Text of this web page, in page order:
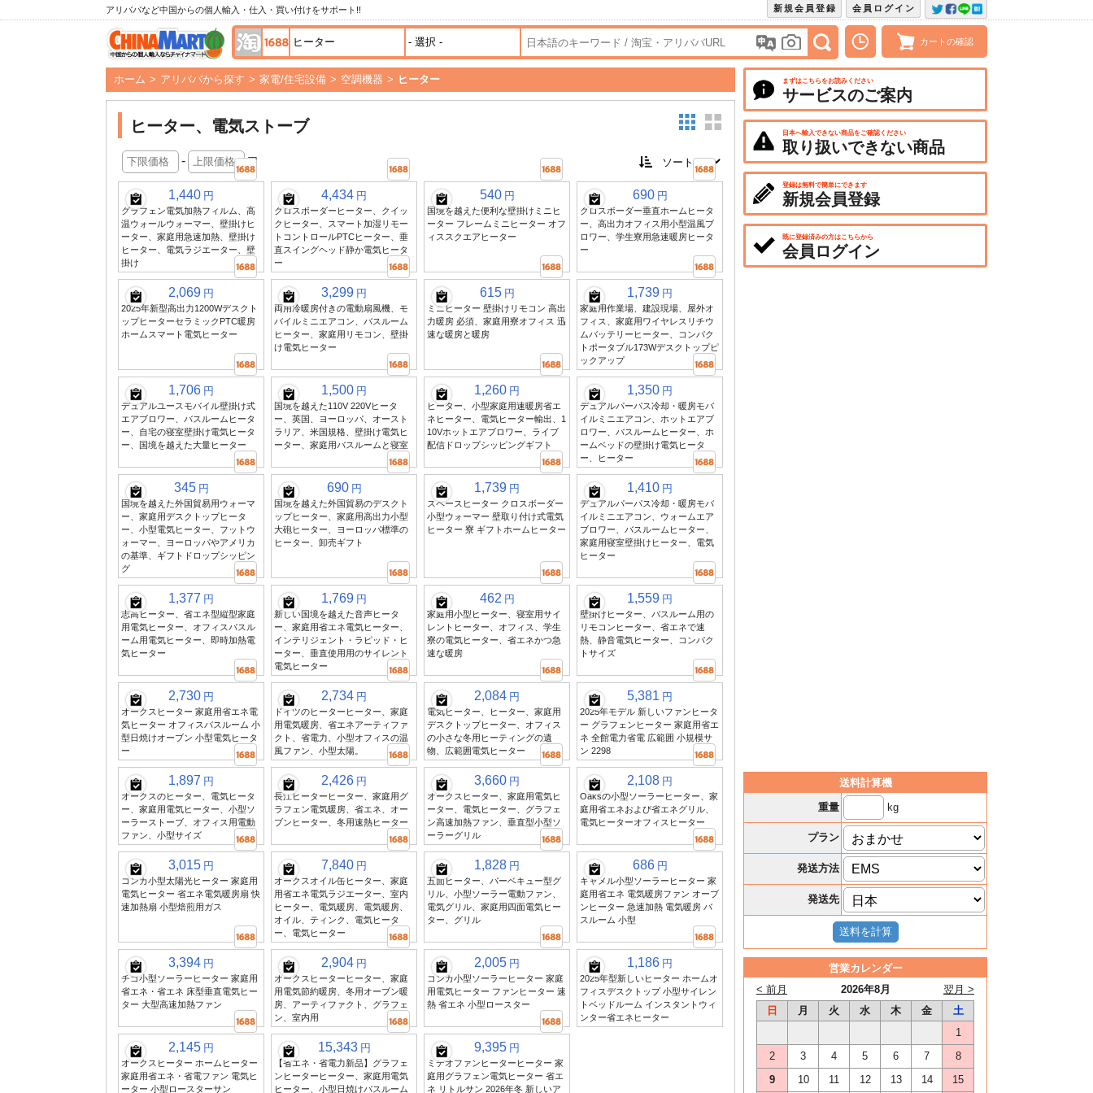
アリババなど中国からの個人輸入・仕入・買い付けをサポート!! 会員ログイン
新規会員登録
カートの確認
ホーム > アリババから探す > 家電/住宅設備 > 空調機器 > ヒーター
ヒーター、電気ストーブ
- 円
1,440 円
グラフェン電気加熱フィルム、高
温ウォールウォーマー、壁掛けヒ
ーター、家庭用急速加熱、壁掛け
ヒーター、電気ラジエーター、壁
掛け
4,434 円
クロスボーダーヒーター、クイッ
クヒーター、スマート加湿リモー
トコントロールPTCヒーター、垂
直スイングヘッド静か電気ヒータ
ー
540 円
国境を越えた便利な壁掛けミニヒ
ーター フレームミニヒーター オフ
ィススクエアヒーター
690 円
クロスボーダー垂直ホームヒータ
ー、高出力オフィス用小型温風ブ
ロワー、学生寮用急速暖房ヒータ
ー
2,069 円
2025年新型高出力1200Wデスクト
ップヒーターセラミックPTC暖房
ホームスマート電気ヒーター
3,299 円
両用冷暖房付きの電動扇風機、モ
バイルミニエアコン、バスルーム
ヒーター、家庭用リモコン、壁掛
け電気ヒーター
615 円
ミニヒーター 壁掛けリモコン 高出
力暖房 必須、家庭用寮オフィス 迅
速な暖房と暖房
1,739 円
家庭用作業場、建設現場、屋外オ
フィス、家庭用ワイヤレスリチウ
ムバッテリーヒーター、コンパク
トポータブル173Wデスクトップピ
ックアップ
1,706 円
デュアルユースモバイル壁掛け式
エアブロワー、バスルームヒータ
ー、自宅の寝室壁掛け電気ヒータ
ー、国境を越えた大量ヒーター
1,500 円
国境を越えた110V 220Vヒータ
ー、英国、ヨーロッパ、オースト
ラリア、米国規格、壁掛け電気ヒ
ーター、家庭用バスルームと寝室
1,260 円
ヒーター、小型家庭用速暖房省エ
ネヒーター、電気ヒーター輸出、1
10Vホットエアブロワー、ライブ
配信ドロップシッピングギフト
1,350 円
デュアルパーパス冷却・暖房モバ
イルミニエアコン、ホットエアブ
ロワー、バスルームヒーター、ホ
ームベッドの壁掛け電気ヒータ
ー、ヒーター
345 円
国境を越えた外国貿易用ウォーマ
ー、家庭用デスクトップヒータ
ー、小型電気ヒーター、フットウ
ォーマー、ヨーロッパやアメリカ
の基準、ギフトドロップシッピン
グ
690 円
国境を越えた外国貿易のデスクト
ップヒーター、家庭用高出力小型
大砲ヒーター、ヨーロッパ標準の
ヒーター、卸売ギフト
1,739 円
スペースヒーター クロスボーダー
小型ウォーマー 壁取り付け式電気
ヒーター 寮 ギフトホームヒーター
1,410 円
デュアルパーパス冷却・暖房モバ
イルミニエアコン、ウォームエア
ブロワー、バスルームヒーター、
家庭用寝室壁掛けヒーター、電気
ヒーター
1,377 円
志高ヒーター、省エネ型縦型家庭
用電気ヒーター、オフィスバスル
ーム用電気ヒーター、即時加熱電
気ヒーター
1,769 円
新しい国境を越えた音声ヒータ
ー、家庭用省エネ電気ヒーター、
インテリジェント・ラピッド・ヒ
ーター、垂直使用用のサイレント
電気ヒーター
462 円
家庭用小型ヒーター、寝室用サイ
レントヒーター、オフィス、学生
寮の電気ヒーター、省エネかつ急
速な暖房
1,559 円
壁掛けヒーター、バスルーム用の
リモコンヒーター、省エネで速
熱、静音電気ヒーター、コンパク
トサイズ
2,730 円
オークスヒーター 家庭用省エネ電
気ヒーター オフィスバスルーム 小
型日焼けオーブン 小型電気ヒータ
ー
2,734 円
ドイツのヒーターヒーター、家庭
用電気暖房、省エネアーティファ
クト、省電力、小型オフィスの温
風ファン、小型太陽。
2,084 円
電気ヒーター、ヒーター、家庭用
デスクトップヒーター、オフィス
の小さな冬用ヒーティングの遺
物、広範囲電気ヒーター
5,381 円
2025年モデル 新しいファンヒータ
ー グラフェンヒーター 家庭用省エ
ネ 全館電力省電 広範囲 小規模サ
ン 2298
1,897 円
オークスのヒーター、電気ヒータ
ー、家庭用電気ヒーター、小型ソ
ーラーストーブ、オフィス用電動
ファン、小型サイズ
2,426 円
長江ヒーターヒーター、家庭用グ
ラフェン電気暖房、省エネ、オー
ブンヒーター、冬用速熱ヒーター
3,660 円
オークスヒーター、家庭用電気ヒ
ーター、電気ヒーター、グラフェ
ン高速加熱ファン、垂直型小型ソ
ーラーグリル
2,108 円
Oaksの小型ソーラーヒーター、家
庭用省エネおよび省エネグリル、
電気ヒーターオフィスヒーター
3,015 円
コンカ小型太陽光ヒーター 家庭用
電気ヒーター 省エネ電気暖房扇 快
速加熱扇 小型焙煎用ガス
7,840 円
オークスオイル缶ヒーター、家庭
用省エネ電気ラジエーター、室内
ヒーター、電気暖房、電気暖房、
オイル、ティンク、電気ヒータ
ー、電気ヒーター
1,828 円
五面ヒーター、バーベキュー型グ
リル、小型ソーラー電動ファン、
電気グリル、家庭用四面電気ヒー
ター、グリル
686 円
キャメル小型ソーラーヒーター 家
庭用省エネ 電気暖房ファン オーブ
ンヒーター 急速加熱 電気暖房 バ
スルーム 小型
3,394 円
チゴ小型ソーラーヒーター 家庭用
省エネ・省エネ 床型垂直電気ヒー
ター 大型高速加熱ファン
2,904 円
オークスヒーターヒーター、家庭
用電気節約暖房、冬用オーブン暖
房、アーティファクト、グラフェ
ン、室内用
2,005 円
コンカ小型ソーラーヒーター 家庭
用電気ヒーター ファンヒーター 速
熱 省エネ 小型ロースター
1,186 円
2025年型新しいヒーター ホームオ
フィスデスクトップ 小型サイレン
トベッドルーム インスタントウィ
ンター省エネヒーター
2,145 円
オークスヒーター ホームヒーター
家庭用省エネ・省電ファン 電気ヒ
ーター 小型ロースターサン
15,343 円
【省エネ・省電力新品】グラフェ
ンヒーターヒーター、家庭用電気
ヒーター、小型日焼けバスルーム
9,395 円
ミデオファンヒーターヒーター 家
庭用グラフェン電気ヒーター 省エ
ネ リトルサン 2026年冬 新しいア
まずはこちらをお読みください
サービスのご案内
日本へ輸入できない商品をご確認ください
取り扱いできない商品
登録は無料で簡単にできます
新規会員登録
既に登録済みの方はこちらから
会員ログイン
送料計算機
重量
kg
プラン
発送方法
発送先
営業カレンダー
2026年8月
< 前月
翌月 >
日
月 火 水 木 金
土
1
2
3 4 5 6 7
8
9
10 11 12 13 14
15